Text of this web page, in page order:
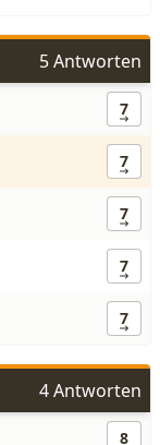
5 Antworten
7
7
7
7
7
4 Antworten
8